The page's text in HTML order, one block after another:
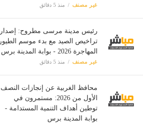
غير مصنف منذ 5 دقائق
رئيس مدينة مرسى مطروح: إصدار
تراخيص الصيد مع بدء موسم الطيور
المهاجرة 2026 - بوابة المدينة برس
غير مصنف منذ 5 دقائق
محافظ الغربية عن إنجازات النصف
الأول من 2026: مستمرون في
توطين أهداف التنمية المستدامة -
بوابة المدينة برس